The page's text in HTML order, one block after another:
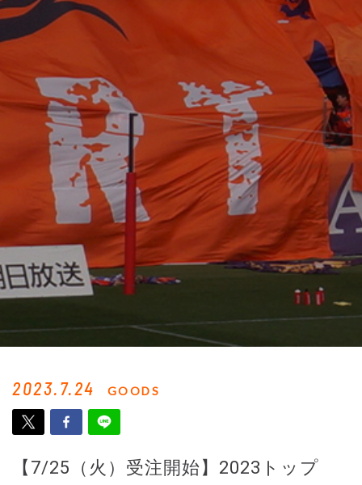
2023.7.24 GOODS
【7/25（火）受注開始】2023トップ